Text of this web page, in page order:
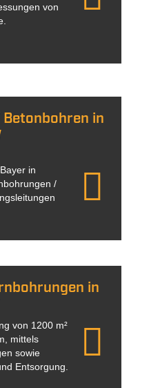
von
in
in
/
in
von 1200 m²
mittels
sowie
Entsorgung.